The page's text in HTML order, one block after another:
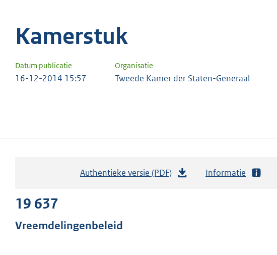
Kamerstuk
Datum publicatie Organisatie
16-12-2014 15:57 Tweede Kamer der Staten-Generaal
Authentieke versie (PDF) Informatie
19 637
Vreemdelingenbeleid